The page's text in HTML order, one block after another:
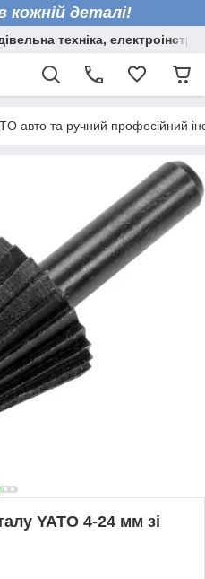
кожній деталі!
техніка,
авто та ручний професійний
YATO 4-24 мм зі